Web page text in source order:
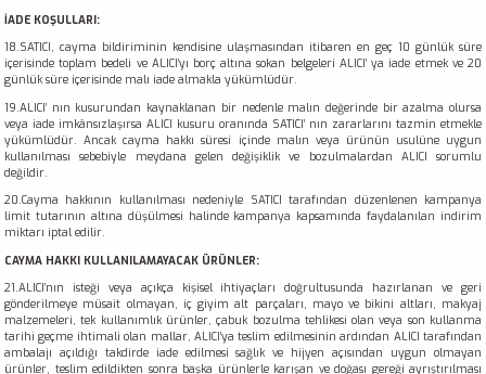
İADE KOŞULLARI:
18.SATICI, cayma bildiriminin kendisine ulaşmasından itibaren en geç 10 günlük süre
içerisinde toplam bedeli ve ALICI’yı borç altına sokan belgeleri ALICI’ ya iade etmek ve 20
günlük süre içerisinde malı iade almakla yükümlüdür.
19.ALICI’ nın kusurundan kaynaklanan bir nedenle malın değerinde bir azalma olursa
veya iade imkânsızlaşırsa ALICI kusuru oranında SATICI’ nın zararlarını tazmin etmekle
yükümlüdür. Ancak cayma hakkı süresi içinde malın veya ürünün usulüne uygun
kullanılması sebebiyle meydana gelen değişiklik ve bozulmalardan ALICI sorumlu
değildir.
20.Cayma hakkının kullanılması nedeniyle SATICI tarafından düzenlenen kampanya
limit tutarının altına düşülmesi halinde kampanya kapsamında faydalanılan indirim
miktarı iptal edilir.
CAYMA HAKKI KULLANILAMAYACAK ÜRÜNLER:
21.ALICI’nın isteği veya açıkça kişisel ihtiyaçları doğrultusunda hazırlanan ve geri
gönderilmeye müsait olmayan, iç giyim alt parçaları, mayo ve bikini altları, makyaj
malzemeleri, tek kullanımlık ürünler, çabuk bozulma tehlikesi olan veya son kullanma
tarihi geçme ihtimali olan mallar, ALICI’ya teslim edilmesinin ardından ALICI tarafından
ambalajı açıldığı takdirde iade edilmesi sağlık ve hijyen açısından uygun olmayan
ürünler, teslim edildikten sonra başka ürünlerle karışan ve doğası gereği ayrıştırılması